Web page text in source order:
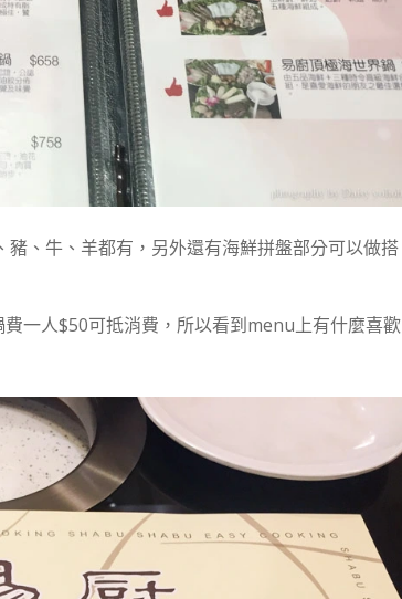
、牛、羊都有，另外還有海鮮拼盤部分可以做搭
一人$50可抵消費，所以看到menu上有什麼喜歡